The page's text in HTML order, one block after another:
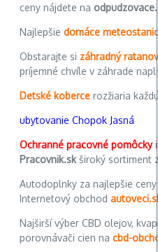
ceny nájdete na
Najlepšie domáce
Obstarajte si záhradný
príjemné chvíle v záhrade
Detské koberce rozžiaria
ubytovanie Chopok Jasná
Ochranné pracovné pomôcky
Pracovnik.skširoký sortiment
Autodoplnky za najlepšie
Internetový obchod
Najširší výber CBD olejov,
porovnávači cien na cbd-